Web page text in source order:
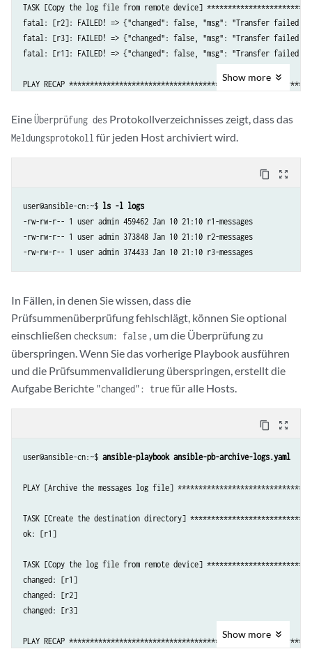
TASK [Copy the log file from remote device]
fatal: [r2]: FAILED! => {"changed": false, "msg": "Transfer failed
fatal: [r3]: FAILED! => {"changed": false, "msg": "Transfer failed
fatal: [r1]: FAILED! => {"changed": false, "msg": "Transfer failed
PLAY RECAP
r2                         : ok=0    changed=0    unreachable=0
Show more
EineÜberprüfung des Protokollverzeichnisses zeigt, dass das
Meldungsprotokoll für jeden Host archiviert wird.
content_copy zoom_out_map
user@ansible-cn:~$ ls -l logs
-rw-rw-r-- 1 user admin 459462 Jan 10 21:10 r1-messages
-rw-rw-r-- 1 user admin 373848 Jan 10 21:10 r2-messages
In Fällen, in denen Sie wissen, dass die
Prüfsummenüberprüfung fehlschlägt, können Sie optional
einschließen checksum: false , um die Überprüfung zu
überspringen. Wenn Sie das vorherige Playbook ausführen
und die Prüfsummenvalidierung überspringen, erstellt die
Aufgabe Berichte "changed": truefür alle Hosts.
content_copy zoom_out_map
user@ansible-cn:~$ ansible-playbook ansible-pb-archive-logs.yaml
PLAY [Archive the messages log file]
TASK [Create the destination directory]
ok: [r1]
TASK [Copy the log file from remote device]
changed: [r1]
changed: [r2]
changed: [r3]
PLAY RECAP
Show more